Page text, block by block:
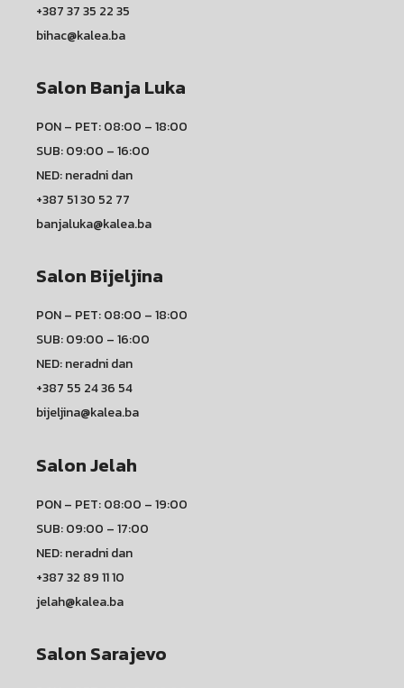
+387 37 35 22 35
bihac@kalea.ba
Salon Banja Luka
PON – PET: 08:00 – 18:00
SUB: 09:00 – 16:00
NED: neradni dan
+387 51 30 52 77
banjaluka@kalea.ba
Salon Bijeljina
PON – PET: 08:00 – 18:00
SUB: 09:00 – 16:00
NED: neradni dan
+387 55 24 36 54
bijeljina@kalea.ba
Salon Jelah
PON – PET: 08:00 – 19:00
SUB: 09:00 – 17:00
NED: neradni dan
+387 32 89 11 10
jelah@kalea.ba
Salon Sarajevo